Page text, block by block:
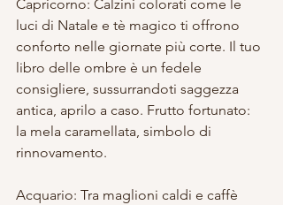
Capricorno: Calzini colorati come le
luci di Natale e tè magico ti offrono
conforto nelle giornate più corte. Il tuo
libro delle ombre è un fedele
consigliere, sussurrandoti saggezza
antica, aprilo a caso. Frutto fortunato:
la mela caramellata, simbolo di
rinnovamento.
Acquario: Tra maglioni caldi e caffè